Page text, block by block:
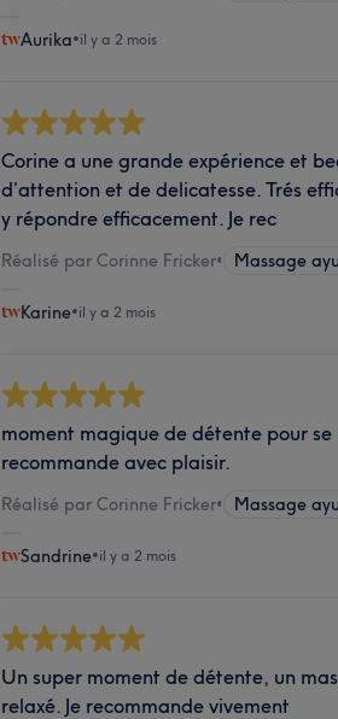
Aurika•il y a 2 mois
Corine a une grande expérience et
d’attention et de delicatesse. Trés
y répondre efficacement. Je rec
Réalisé par Corinne Fricker• Massage
Karine•il y a 2 mois
moment magique de détente pour se
recommande avec plaisir.
Réalisé par Corinne Fricker• Massage
Sandrine•il y a 2 mois
Un super moment de détente, un
relaxé. Je recommande vivement